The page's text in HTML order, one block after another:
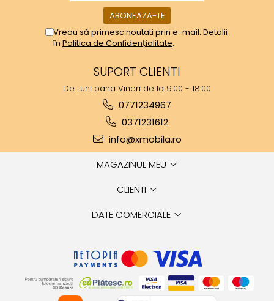
Vreau să primesc noutati prin e-mail. Detalii
în Politica de Confidențialitate.
SUPORT CLIENTI
De Luni pana Vineri de la 9:00 - 18:00
0771234967
0371231612
info@xmobila.ro
MAGAZINUL MEU
CLIENTI
DATE COMERCIALE